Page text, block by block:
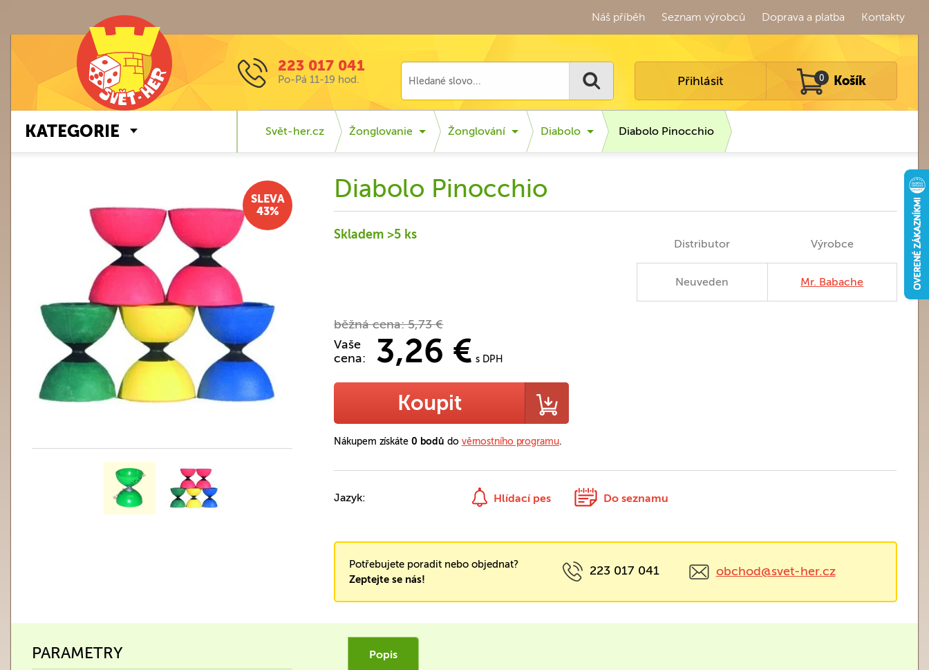
Náš příběh Seznam výrobců Doprava a platba Kontakty
223 017 041
Po-Pá 11-19 hod. Přihlásit 0 Košík
KATEGORIE Svět-her.cz Žonglovanie Žonglování Diabolo Diabolo Pinocchio
Diabolo Pinocchio
SLEVA
43%
běžná cena:5,73 €
Vaše
cena:
3,26 € s DPH
Skladem >5 ks
Koupit
Nákupem získáte 0 bodů do věrnostního programu.
Distributor Výrobce
Neuveden Mr. Babache
Jazyk: Hlídací pes Do seznamu
Potřebujete poradit nebo objednat?
Zeptejte se nás!
223 017 041 obchod@svet-her.cz
PARAMETRY Popis